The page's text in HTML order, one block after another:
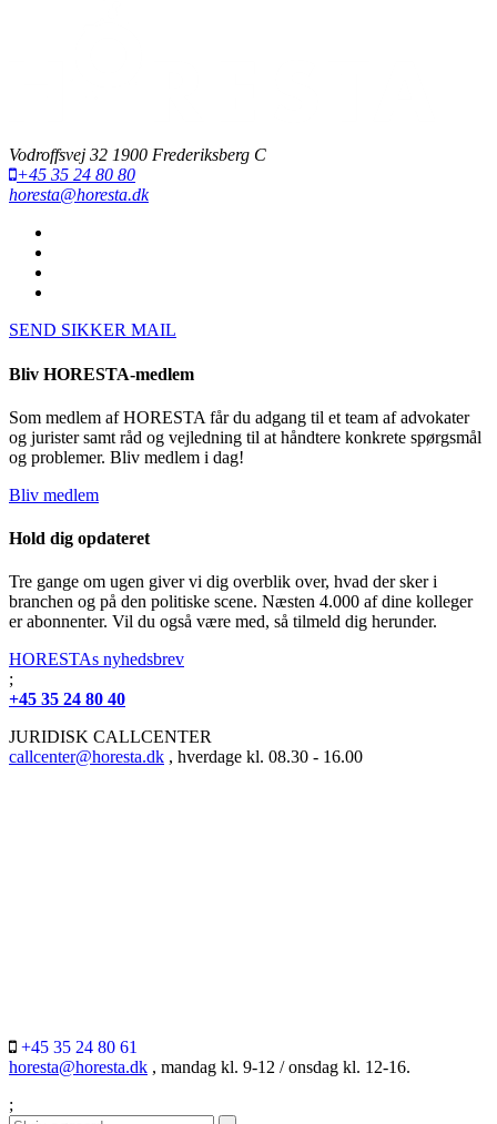
Vodroffsvej 32 1900 Frederiksberg C
+45 35 24 80 80
horesta@horesta.dk
SEND SIKKER MAIL
Bliv HORESTA-medlem
Som medlem af HORESTA får du adgang til et team af advokater
og jurister samt råd og vejledning til at håndtere konkrete spørgsmål
og problemer. Bliv medlem i dag!
Bliv medlem
Hold dig opdateret
Tre gange om ugen giver vi dig overblik over, hvad der sker i
branchen og på den politiske scene. Næsten 4.000 af dine kolleger
er abonnenter. Vil du også være med, så tilmeld dig herunder.
HORESTAs nyhedsbrev
;
+45 35 24 80 40
JURIDISK CALLCENTER
callcenter@horesta.dk , hverdage kl. 08.30 - 16.00
+45 35 24 80 61
horesta@horesta.dk , mandag kl. 9-12 / onsdag kl. 12-16.
;